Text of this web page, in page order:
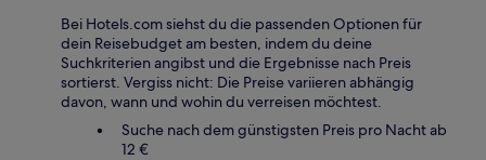
Bei Hotels.com siehst du die passenden Optionen für
dein Reisebudget am besten, indem du deine
Suchkriterien angibst und die Ergebnisse nach Preis
sortierst. Vergiss nicht: Die Preise variieren abhängig
davon, wann und wohin du verreisen möchtest.
Suche nach dem günstigsten Preis pro Nacht ab
12 €